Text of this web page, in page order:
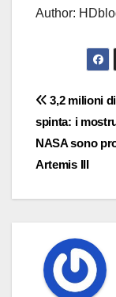
Author:
articoli
3,2 milioni
spinta: i
NASA sono
Artemis III